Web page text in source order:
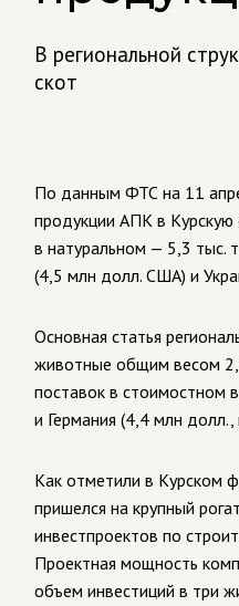
В региональной
скот
По данным ФТС на 11
продукции АПК в
в натуральном — 5,3 тыс.
(4,5 млн долл. США) и
Основная статья
животные общим весом
поставок в стоимостном
и Германия (4,4 млн долл.,
Как отметили в Курском
пришелся на крупный
инвестпроектов по
Проектная мощность
объем инвестиций в три